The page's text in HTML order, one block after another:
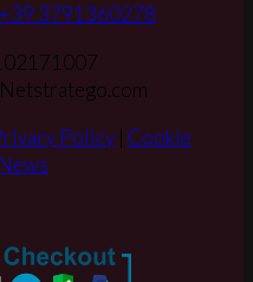
+39 3791360278
Policy | Cookie
News